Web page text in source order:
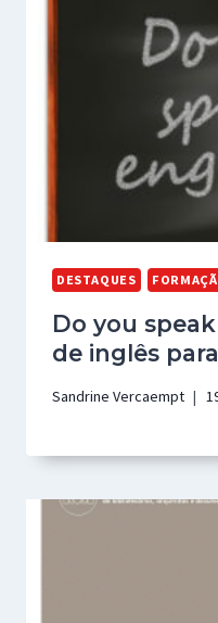
DESTAQUES
Do you
de inglês
Sandrine Vercaempt